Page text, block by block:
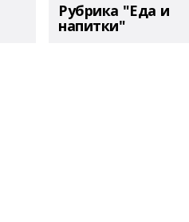
Рубрика "Еда и
напитки"